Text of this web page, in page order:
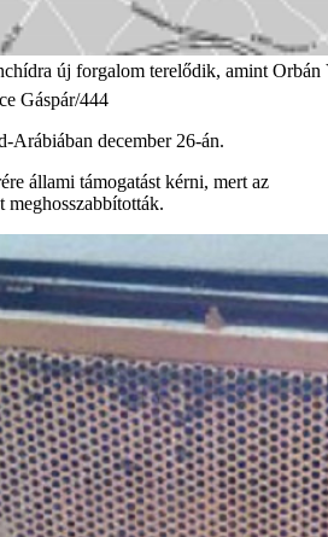
új forgalom terelődik, amint
Gáspár/444
Arábiában december 26-án.
állami támogatást kérni, mert az
meghosszabbították.